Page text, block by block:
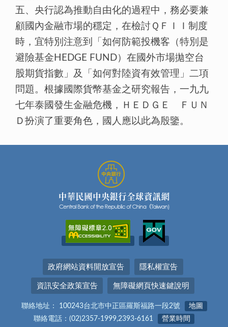
五、央行認為推動自由化的過程中，務必要兼
顧國內金融市場的穩定，在檢討ＱＦＩＩ制度
時，宜特別注意到「如何防範投機客（特別是
避險基金HEDGE FUND）在國外市場拋空台
股期貨指數」及「如何對陸資有效管理」二項
問題。根據國際貨幣基金之研究報告，一九九
七年泰國發生金融危機，ＨＥＤＧＥ ＦＵＮ
Ｄ扮演了重要角色，國人應以此為殷鑒。
政府網站資料開放宣告 隱私權宣告
資訊安全政策宣告 無障礙網頁快速鍵說明
聯絡地址： 100243台北市中正區羅斯福路一段2號
地圖
聯絡電話：(02)2357-1999,2393-6161
營業時間